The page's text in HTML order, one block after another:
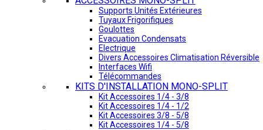
Supports Unités Extérieures
Tuyaux Frigorifiques
Goulottes
Evacuation Condensats
Electrique
Divers Accessoires Climatisation Réversible
Interfaces Wifi
Télécommandes
KITS D'INSTALLATION MONO-SPLIT
Kit Accessoires 1/4 - 3/8
Kit Accessoires 1/4 - 1/2
Kit Accessoires 3/8 - 5/8
Kit Accessoires 1/4 - 5/8